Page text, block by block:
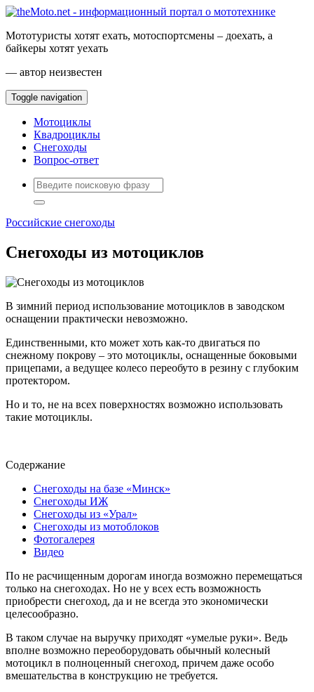
Мототуристы хотят ехать, мотоспортсмены – доехать, а
байкеры хотят уехать
— автор неизвестен
Toggle navigation
Мотоциклы
Квадроциклы
Снегоходы
Вопрос-ответ
Российские снегоходы
Снегоходы из мотоциклов
В зимний период использование мотоциклов в заводском
оснащении практически невозможно.
Единственными, кто может хоть как-то двигаться по
снежному покрову – это мотоциклы, оснащенные боковыми
прицепами, а ведущее колесо переобуто в резину с глубоким
протектором.
Но и то, не на всех поверхностях возможно использовать
такие мотоциклы.
Содержание
Снегоходы на базе «Минск»
Снегоходы ИЖ
Снегоходы из «Урал»
Снегоходы из мотоблоков
Фотогалерея
Видео
По не расчищенным дорогам иногда возможно перемещаться
только на снегоходах. Но не у всех есть возможность
приобрести снегоход, да и не всегда это экономически
целесообразно.
В таком случае на выручку приходят «умелые руки». Ведь
вполне возможно переоборудовать обычный колесный
мотоцикл в полноценный снегоход, причем даже особо
вмешательства в конструкцию не требуется.